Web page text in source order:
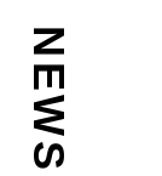
NEWS